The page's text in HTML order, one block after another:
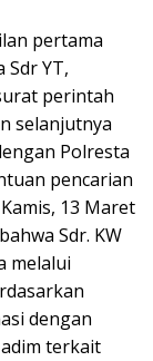
pertama
Sdr YT,
perintah
selanjutnya
Polresta
pencarian
13 Maret
Sdr. KW
melalui
dengan
terkait